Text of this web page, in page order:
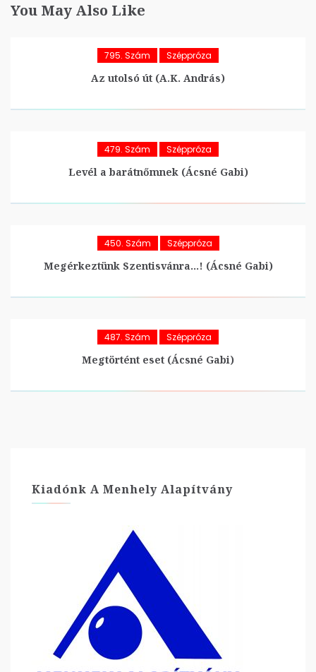
You May Also Like
795. Szám Széppróza
Az utolsó út (A.K. András)
479. Szám Széppróza
Levél a barátnőmnek (Ácsné Gabi)
450. Szám Széppróza
Megérkeztünk Szentisvánra…! (Ácsné Gabi)
487. Szám Széppróza
Megtörtént eset (Ácsné Gabi)
Kiadónk A Menhely Alapítvány